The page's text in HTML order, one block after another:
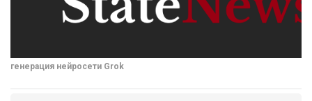
генерация нейросети Grok